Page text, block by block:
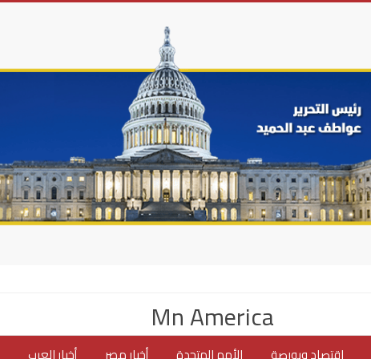
Mn America